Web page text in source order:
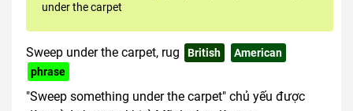
under the carpet
Sweep under the carpet, rug British
American
phrase
"Sweep something under the carpet" chủ yếu được